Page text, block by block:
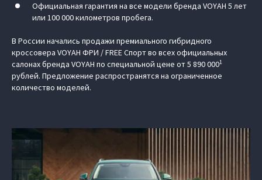
Официальная гарантия на все модели бренда VOYAH 5 лет
или 100 000 километров пробега.
В России начались продажи премиального гибридного
кроссовера VOYAH ФРИ / FREE Спорт во всех официальных
салонах бренда VOYAH по специальной цене от 5 890 0001
рублей. Предложение распространятся на ограниченное
количество моделей.